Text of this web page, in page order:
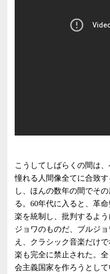
こうしてしばらくの間は
憧れる人間像全てに合致
し、ほんの数年の間でそ
る。60年代に入ると、革
楽を統制し、批判するよ
ジョワのものだ、ブルジ
え、クラシック音楽だけ
楽も完全に禁止された。
会主義国家を作ろうとして